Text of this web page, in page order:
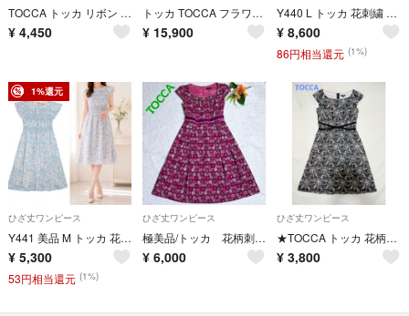
TOCCA トッカ リボン 刺繍 ワンピース size4/黒 ■◆ レディース
¥ 4,450
トッカ TOCCA フラワー刺繍ワンピース リボン ひざ丈 フレンチスリーブ 0
¥ 15,900
Y440 L トッカ 花刺繍 フリル フレア Aライン ワンピース レディース
¥ 8,600
86円相当還元 (1%)
1%還元
ひざ丈ワンピース
Y441 美品 M トッカ 花柄 ギャザー 総柄 フレア ワンピース レディース
¥ 5,300
53円相当還元 (1%)
ひざ丈ワンピース
極美品/トッカ 花柄刺繍ワンピース フレア Aライン パーティー 赤紫 0
¥ 6,000
ひざ丈ワンピース
★TOCCA トッカ 花柄総刺繍 クロスリボン ひざ丈ワンピース 黒地にベージュ白ピンクなど 0
¥ 3,800